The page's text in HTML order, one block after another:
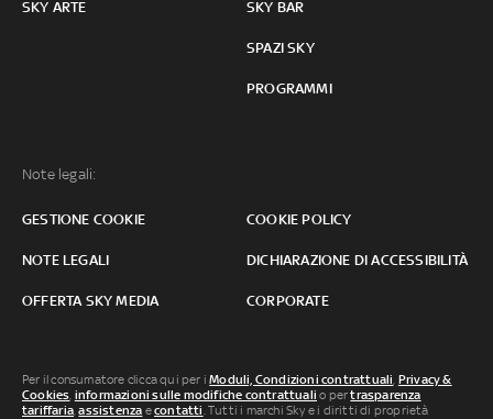
SKY ARTE SKY BAR
SPAZI SKY
PROGRAMMI
Note legali:
GESTIONE COOKIE COOKIE POLICY
NOTE LEGALI DICHIARAZIONE DI ACCESSIBILITÀ
OFFERTA SKY MEDIA CORPORATE
Per il consumatore clicca qui per iModuli, Condizioni contrattuali Privacy &
Cookies informazioni sulle modifiche contrattuali o pertrasparenza
tariffaria ,assistenza econtatti . Tutti i marchi Sky e i diritti di proprietà